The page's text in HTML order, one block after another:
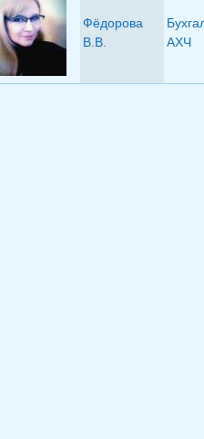
Фёдорова
В.В.
АХЧ